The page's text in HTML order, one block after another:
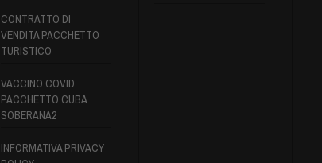
CONTRATTO DI
VENDITA PACCHETTO
TURISTICO
VACCINO COVID
PACCHETTO CUBA
SOBERANA2
INFORMATIVA PRIVACY